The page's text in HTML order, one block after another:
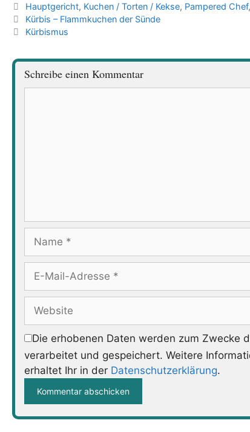
Schlagwörter
Hauptgericht, Kuchen / Torten / Kekse, Pampered Chef,
Kürbis – Flammkuchen der Sünde
Kürbismus
Schreibe einen Kommentar
Name
Adresse
Website
Die erhobenen Daten werden zum Zwecke
verarbeitet und gespeichert. Weitere
erhaltet Ihr in der Datenschutzerklärung.